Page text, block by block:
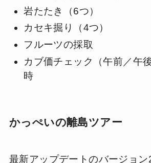
岩たたき（6つ）
カセキ掘り（4つ）
フルーツの採取
カブ価チェック（午前／午
時
かっぺいの離島ツアー
最新アップデートのバージョン